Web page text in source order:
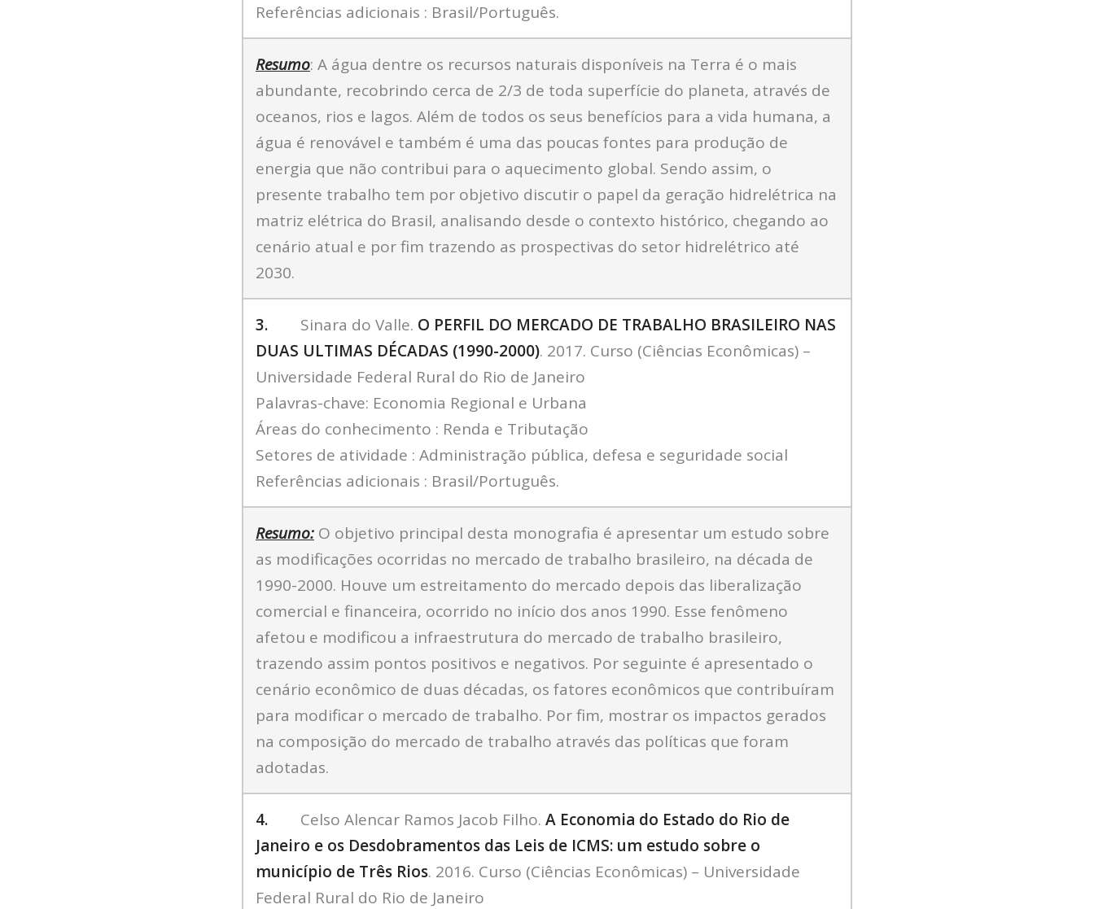
Referências adicionais : Brasil/Português.
Resumo: A água dentre os recursos naturais disponíveis na Terra é o mais
abundante, recobrindo cerca de 2/3 de toda superfície do planeta, através de
oceanos, rios e lagos. Além de todos os seus benefícios para a vida humana, a
água é renovável e também é uma das poucas fontes para produção de
energia que não contribui para o aquecimento global. Sendo assim, o
presente trabalho tem por objetivo discutir o papel da geração hidrelétrica na
matriz elétrica do Brasil, analisando desde o contexto histórico, chegando ao
cenário atual e por fim trazendo as prospectivas do setor hidrelétrico até
2030.
3. Sinara do Valle. O PERFIL DO MERCADO DE TRABALHO BRASILEIRO NAS
DUAS ULTIMAS DÉCADAS (1990-2000). 2017. Curso (Ciências Econômicas) –
Universidade Federal Rural do Rio de Janeiro
Palavras-chave: Economia Regional e Urbana
Áreas do conhecimento : Renda e Tributação
Setores de atividade : Administração pública, defesa e seguridade social
Referências adicionais : Brasil/Português.
Resumo: O objetivo principal desta monografia é apresentar um estudo sobre
as modificações ocorridas no mercado de trabalho brasileiro, na década de
1990-2000. Houve um estreitamento do mercado depois das liberalização
comercial e financeira, ocorrido no início dos anos 1990. Esse fenômeno
afetou e modificou a infraestrutura do mercado de trabalho brasileiro,
trazendo assim pontos positivos e negativos. Por seguinte é apresentado o
cenário econômico de duas décadas, os fatores econômicos que contribuíram
para modificar o mercado de trabalho. Por fim, mostrar os impactos gerados
na composição do mercado de trabalho através das políticas que foram
adotadas.
4. Celso Alencar Ramos Jacob Filho. A Economia do Estado do Rio de
Janeiro e os Desdobramentos das Leis de ICMS: um estudo sobre o
município de Três Rios. 2016. Curso (Ciências Econômicas) – Universidade
Federal Rural do Rio de Janeiro